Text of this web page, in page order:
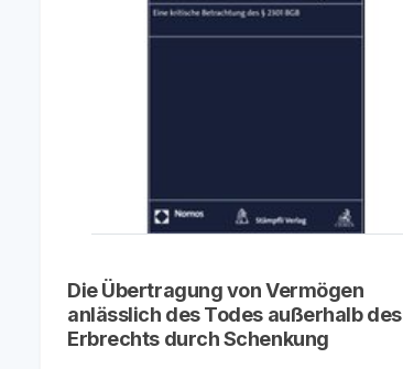
Die Übertragung von Vermögen
anlässlich des Todes außerhalb des
Erbrechts durch Schenkung